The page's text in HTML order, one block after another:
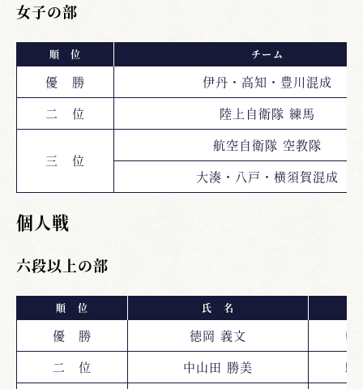
女子の部
順 位 チーム
優 勝
伊丹・高知・豊川混成
二 位
陸上自衛隊 練馬
三 位
航空自衛隊 空教隊
大湊・八戸・横須賀混成
個人戦
六段以上の部
順 位 氏 名
優 勝 徳岡 義文
二 位
中山田 勝美